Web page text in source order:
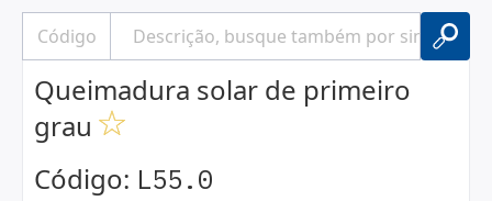
Queimadura solar de primeiro
grau
Código: L55.0